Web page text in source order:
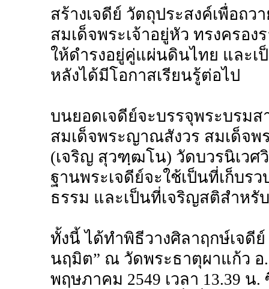
สร้างเจดีย์ วัตถุประสงค์เพื่อถ
สมเด็จพระเจ้าอยู่หัว ทรงครอ
ให้ดำรงอยู่คู่แผ่นดินไทย และ
หลังได้มีโอกาสเรียนรู้ต่อไป
บนยอดเจดีย์จะบรรจุพระบรม
สมเด็จพระญาณสังวร สมเด็จ
(เจริญ สุวฑฺฒโน) วัดบวรนิเวศ
ฐานพระเจดีย์จะใช้เป็นที่เก็บ
ธรรม และเป็นที่เจริญสติสำห
ทั้งนี้ ได้ทำพิธีวางศิลาฤกษ์เจดี
นฤมิต” ณ วัดพระธาตุผาแก้ว อ
พฤษภาคม 2549 เวลา 13.39